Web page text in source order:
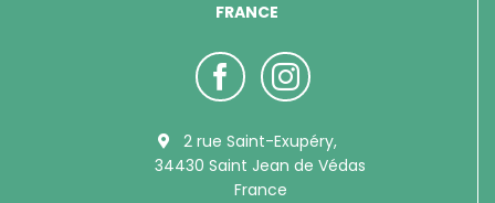
FRANCE
2 rue Saint-Exupéry,
34430 Saint Jean de Védas
France